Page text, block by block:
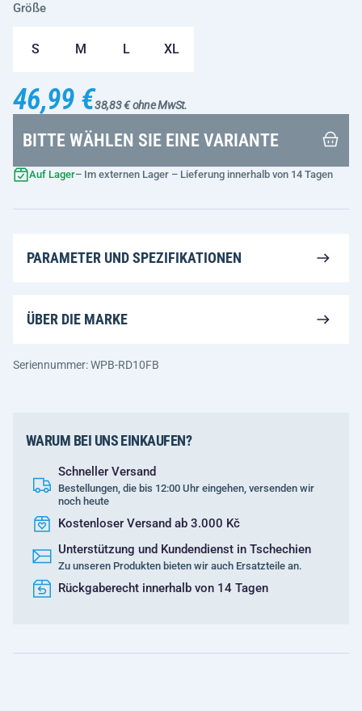
Größe
S M L XL
46,99 €38,83 € ohne MwSt.
BITTE WÄHLEN SIE EINE VARIANTE
Auf Lager– Im externen Lager – Lieferung innerhalb von 14 Tagen
PARAMETER UND SPEZIFIKATIONEN
ÜBER DIE MARKE
Seriennummer: WPB-RD10FB
WARUM BEI UNS EINKAUFEN?
Schneller Versand
Bestellungen, die bis 12:00 Uhr eingehen, versenden wir
noch heute
Kostenloser Versand ab 3.000 Kč
Unterstützung und Kundendienst in Tschechien
Zu unseren Produkten bieten wir auch Ersatzteile an.
Rückgaberecht innerhalb von 14 Tagen